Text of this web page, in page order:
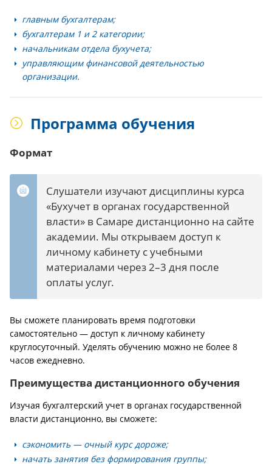
главным бухгалтерам;
бухгалтерам 1 и 2 категории;
начальникам отдела бухучета;
управляющим финансовой деятельностью
организации.
Программа обучения
Формат
Слушатели изучают дисциплины курса
«Бухучет в органах государственной
власти» в Самаре дистанционно на сайте
академии. Мы открываем доступ к
личному кабинету с учебными
материалами через 2–3 дня после
оплаты услуг.
Вы сможете планировать время подготовки
самостоятельно — доступ к личному кабинету
круглосуточный. Уделять обучению можно не более 8
часов ежедневно.
Преимущества дистанционного обучения
Изучая бухгалтерский учет в органах государственной
власти дистанционно, вы сможете:
сэкономить — очный курс дороже;
начать занятия без формирования группы;